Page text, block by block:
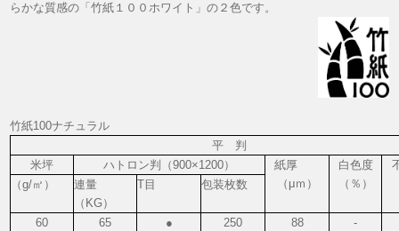
らかな質感の「竹紙１００ホワイト」の２色です。
竹紙100ナチュラル
平 判
米坪
ハトロン判（900×1200）
紙厚
（μｍ）
白色度
（％）
（g/㎡）
連量
（KG）
T目 包装枚数
60 65 ● 250 88
-